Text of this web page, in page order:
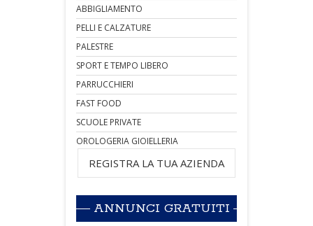
ABBIGLIAMENTO
PELLI E CALZATURE
PALESTRE
SPORT E TEMPO LIBERO
PARRUCCHIERI
FAST FOOD
SCUOLE PRIVATE
OROLOGERIA GIOIELLERIA
REGISTRA LA TUA AZIENDA
ANNUNCI GRATUITI